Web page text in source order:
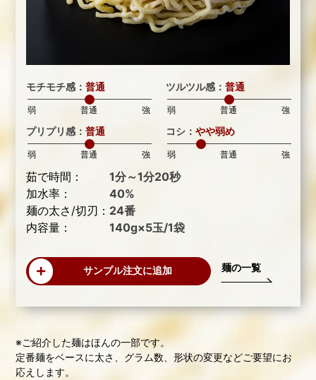
モチモチ感：普通
弱 普通 強
ツルツル感：普通
弱 普通 強
プリプリ感：普通
弱 普通 強
コシ：やや弱め
弱 普通 強
茹で時間：
1分～1分20秒
加水率：
40%
麺の太さ/切刃： 24番
内容量：
140g×5玉/1袋
サンプル注文に追加 麺の一覧
※ご紹介した麺はほんの一部です。
定番麺をベースに太さ、グラム数、形状の変更などご要望にお
応えします。